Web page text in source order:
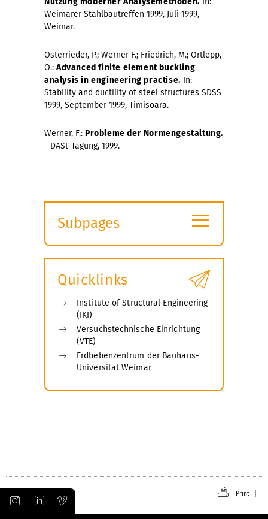
Weimarer Stahlbautreffen 1999, Juli 1999,
Weimar.
Osterrieder, P.; Werner F.; Friedrich, M.; Ortlepp,
O.: Advanced finite element buckling
analysis in engineering practise. In:
Stability and ductility of steel structures SDSS
1999, September 1999, Timisoara.
Werner, F.: Probleme der Normengestaltung.
- DASt-Tagung, 1999.
Subpages
submenu
≡
Quicklinks
Institute of Structural Engineering
(IKI)
Versuchstechnische Einrichtung
(VTE)
Erdbebenzentrum der Bauhaus-
Universität Weimar
Print